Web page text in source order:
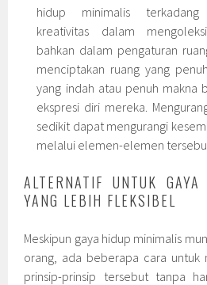
hidup minimalis terkadang
kreativitas dalam
bahkan dalam pengaturan
menciptakan ruang yang
yang indah atau penuh makna
ekspresi diri mereka.
sedikit dapat mengurangi
melalui elemen-elemen
ALTERNATIF UNTUK
YANG LEBIH FLEKSIBEL
Meskipun gaya hidup minimalis
orang, ada beberapa cara untuk
prinsip-prinsip tersebut tanpa